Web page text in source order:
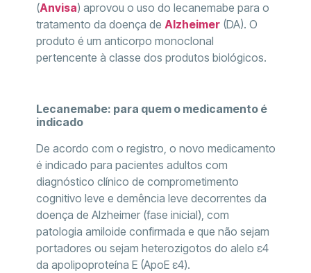
(Anvisa) aprovou o uso do lecanemabe para o
tratamento da doença de Alzheimer (DA). O
produto é um anticorpo monoclonal
pertencente à classe dos produtos biológicos.
Lecanemabe: para quem o medicamento é
indicado
De acordo com o registro, o novo medicamento
é indicado para pacientes adultos com
diagnóstico clínico de comprometimento
cognitivo leve e demência leve decorrentes da
doença de Alzheimer (fase inicial), com
patologia amiloide confirmada e que não sejam
portadores ou sejam heterozigotos do alelo ε4
da apolipoproteína E (ApoE ε4).